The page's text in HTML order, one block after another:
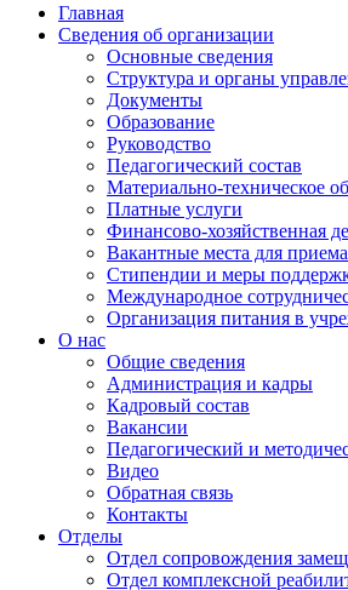
Главная
Сведения об организации
Основные сведения
Структура и органы
Документы
Образование
Руководство
Педагогический состав
Материально-техническое
Платные услуги
Финансово-хозяйственная
Вакантные места для
Стипендии и меры
Международное
Организация питания в
О нас
Общие сведения
Администрация и кадры
Кадровый состав
Вакансии
Педагогический и
Видео
Обратная связь
Контакты
Отделы
Отдел сопровождения
Отдел комплексной